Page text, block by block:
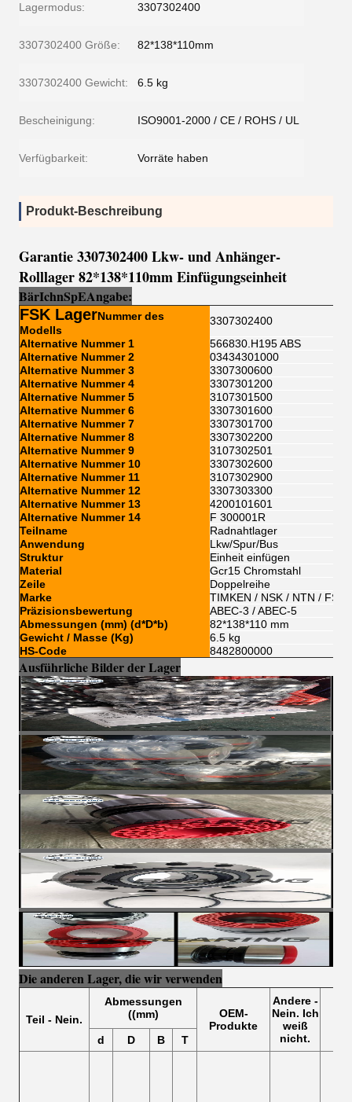
Lagermodus: 3307302400
3307302400 Größe: 82*138*110mm
3307302400 Gewicht: 6.5 kg
Bescheinigung: ISO9001-2000 / CE / ROHS / UL
Verfügbarkeit: Vorräte haben
Produkt-Beschreibung
Garantie 3307302400 Lkw- und Anhänger-
Rolllager 82*138*110mm Einfügungseinheit
BärIchnSpEAngabe:
FSK LagerNummer des
Modells
3307302400
Alternative Nummer 1
566830.H195 ABS
Alternative Nummer 2
03434301000
Alternative Nummer 3
3307300600
Alternative Nummer 4
3307301200
Alternative Nummer 5
3107301500
Alternative Nummer 6
3307301600
Alternative Nummer 7
3307301700
Alternative Nummer 8
3307302200
Alternative Nummer 9
3107302501
Alternative Nummer 10
3307302600
Alternative Nummer 11
3107302900
Alternative Nummer 12
3307303300
Alternative Nummer 13
4200101601
Alternative Nummer 14
F 300001R
Teilname
Radnahtlager
Anwendung
Lkw/Spur/Bus
Struktur
Einheit einfügen
Material
Gcr15 Chromstahl
Zeile
Doppelreihe
Marke
TIMKEN / NSK / NTN /
Präzisionsbewertung
ABEC-3 / ABEC-5
Abmessungen (mm) (d*D*b)
82*138*110 mm
Gewicht / Masse (Kg)
6.5 kg
HS-Code
8482800000
Ausführliche Bilder der Lager
Die anderen Lager, die wir verwenden
Teil - Nein.
Abmessungen
((mm)
OEM-
Produkte
Andere -
Nein. Ich
weiß
nicht.
d
D B T